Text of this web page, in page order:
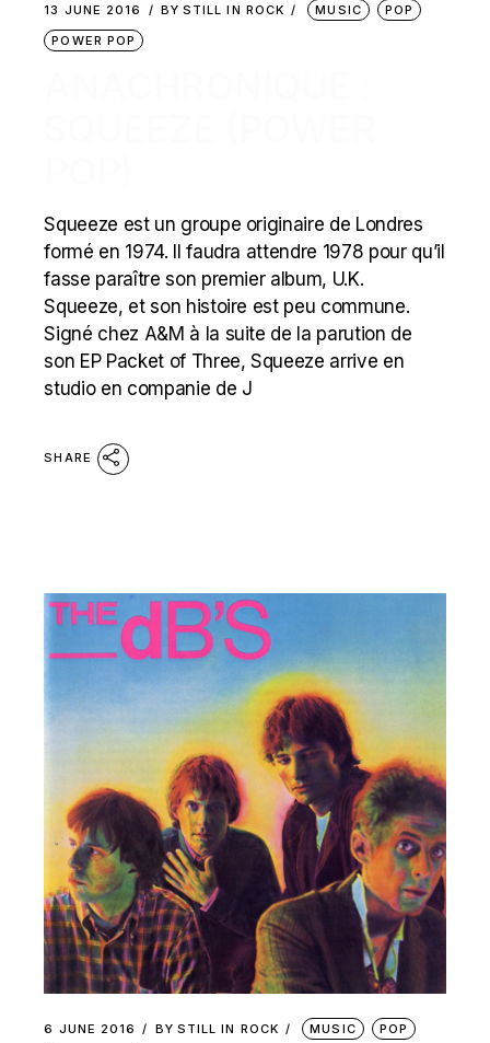
13 JUNE 2016 BY STILL IN ROCK MUSIC
POP
POWER POP
Squeeze est un groupe originaire de Londres
formé en 1974. Il faudra attendre 1978 pour qu’il
fasse paraître son premier album, U.K.
Squeeze, et son histoire est peu commune.
Signé chez A&M à la suite de la parution de
son EP Packet of Three, Squeeze arrive en
studio en companie de J
SHARE
6 JUNE 2016 BY STILL IN ROCK MUSIC
POP